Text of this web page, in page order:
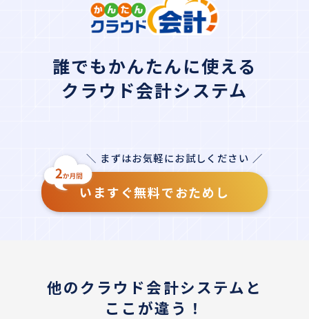
誰でもかんたんに使える
クラウド会計システム
＼ まずはお気軽にお試しください ／
いますぐ無料でおためし
他のクラウド会計システムと
ここが違う！